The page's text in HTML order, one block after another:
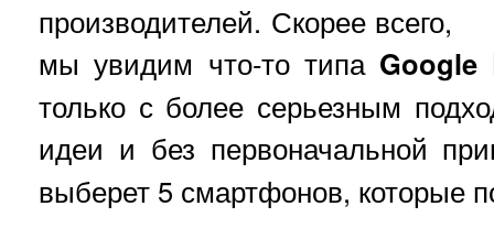
производителей. Скорее всего,
мы увидим что-то типа Google
только с более серьезным
идеи и без первоначальной
выберет 5 смартфонов, которые